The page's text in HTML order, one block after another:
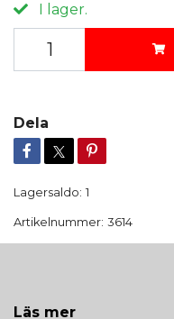
I lager.
Dela
Lagersaldo: 1
Artikelnummer: 3614
Läs mer